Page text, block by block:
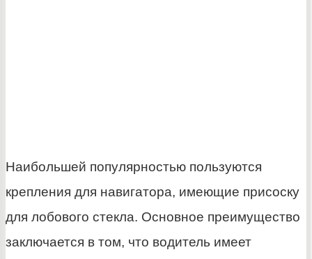
Наибольшей популярностью пользуются
крепления для навигатора, имеющие присоску
для лобового стекла. Основное преимущество
заключается в том, что водитель имеет